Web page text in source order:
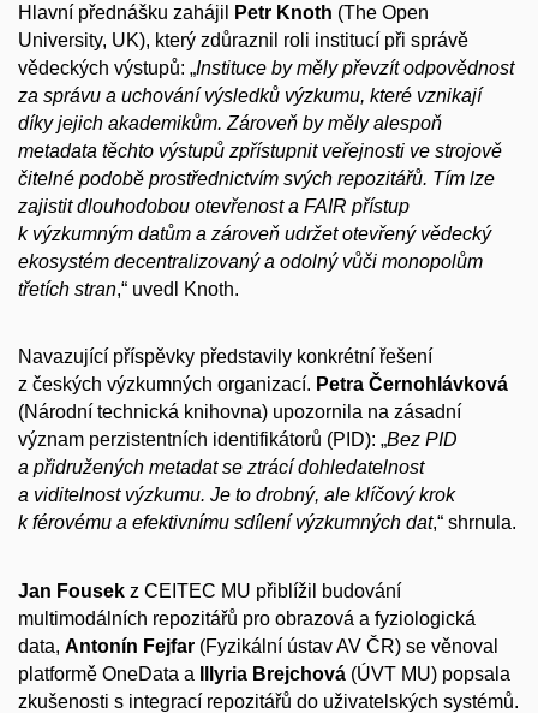
Hlavní přednášku zahájil Petr Knoth (The Open
University, UK), který zdůraznil roli institucí při správě
vědeckých výstupů: „Instituce by měly převzít odpovědnost
za správu a uchování výsledků výzkumu, které vznikají
díky jejich akademikům. Zároveň by měly alespoň
metadata těchto výstupů zpřístupnit veřejnosti ve strojově
čitelné podobě prostřednictvím svých repozitářů. Tím lze
zajistit dlouhodobou otevřenost a FAIR přístup
k výzkumným datům a zároveň udržet otevřený vědecký
ekosystém decentralizovaný a odolný vůči monopolům
třetích stran,“ uvedl Knoth.
Navazující příspěvky představily konkrétní řešení
z českých výzkumných organizací. Petra Černohlávková
(Národní technická knihovna) upozornila na zásadní
význam perzistentních identifikátorů (PID): „Bez PID
a přidružených metadat se ztrácí dohledatelnost
a viditelnost výzkumu. Je to drobný, ale klíčový krok
k férovému a efektivnímu sdílení výzkumných dat,“ shrnula.
Jan Fousek z CEITEC MU přiblížil budování
multimodálních repozitářů pro obrazová a fyziologická
data, Antonín Fejfar (Fyzikální ústav AV ČR) se věnoval
platformě OneData a
Illyria Brejchová (ÚVT MU) popsala
zkušenosti s integrací repozitářů do uživatelských systémů.